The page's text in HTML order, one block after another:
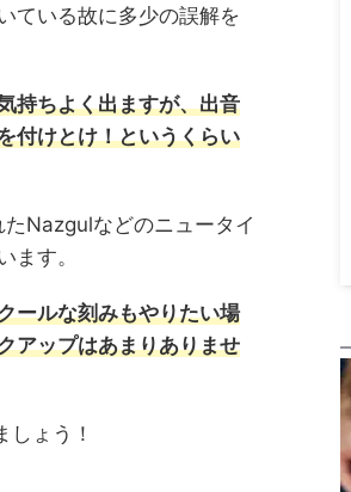
ている故に多少の誤解を
持ちよく出ますが、出音
付けとけ！というくらい
Nazgulなどのニュータイ
ます。
ールな刻みもやりたい場
アップはあまりありませ
ょう！